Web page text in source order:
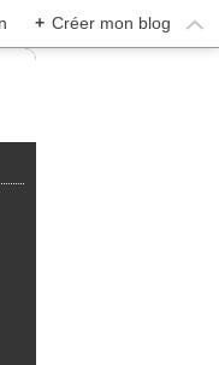
+ Créer mon blog